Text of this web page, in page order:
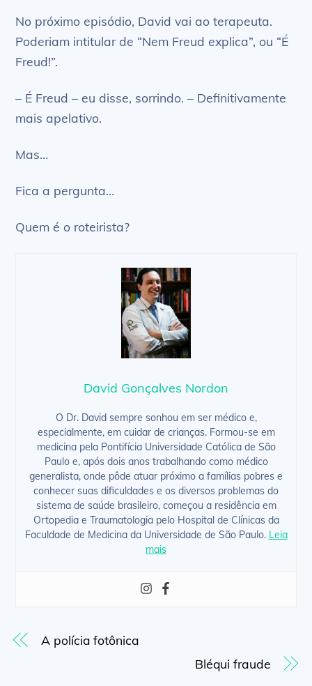
No próximo episódio, David vai ao terapeuta.
Poderiam intitular de “Nem Freud explica”, ou “É
Freud!”.
– É Freud – eu disse, sorrindo. – Definitivamente
mais apelativo.
Mas…
Fica a pergunta…
Quem é o roteirista?
David Gonçalves Nordon
O Dr. David sempre sonhou em ser médico e,
especialmente, em cuidar de crianças. Formou-se em
medicina pela Pontifícia Universidade Católica de São
Paulo e, após dois anos trabalhando como médico
generalista, onde pôde atuar próximo a famílias pobres e
conhecer suas dificuldades e os diversos problemas do
sistema de saúde brasileiro, começou a residência em
Ortopedia e Traumatologia pelo Hospital de Clínicas da
Faculdade de Medicina da Universidade de São Paulo. Leia
mais
A polícia fotônica
Bléqui fraude